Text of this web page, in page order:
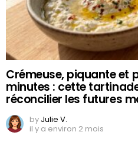
Crémeuse, piquante et
minutes : cette
réconcilier les futures
by Julie V.
il y a environ 2 mois